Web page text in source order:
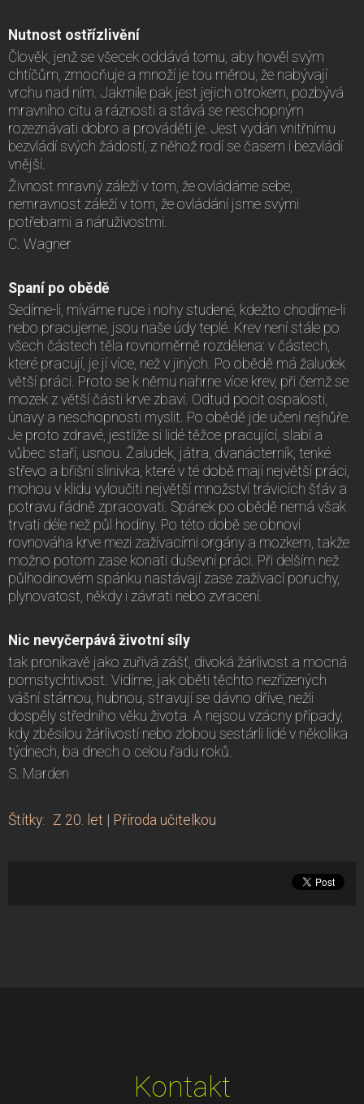
Nutnost ostřízlivění
Člověk, jenž se všecek oddává tomu, aby hověl svým
chtíčům, zmocňuje a množí je tou měrou, že nabývají
vrchu nad ním. Jakmile pak jest jejich otrokem, pozbývá
mravního citu a ráznosti a stává se neschopným
rozeznávati dobro a prováděti je. Jest vydán vnitřnímu
bezvládí svých žádostí, z něhož rodí se časem i bezvládí
vnější.
Živnost mravný záleží v tom, že ovládáme sebe,
nemravnost záleží v tom, že ovládání jsme svými
potřebami a náruživostmi.
C. Wagner
Spaní po obědě
Sedíme-li, míváme ruce i nohy studené, kdežto chodíme-li
nebo pracujeme, jsou naše údy teplé. Krev není stále po
všech částech těla rovnoměrně rozdělena: v částech,
které pracují, je jí více, než v jiných. Po obědě má žaludek
větší práci. Proto se k němu nahrne více krev, při čemž se
mozek z větší části krve zbaví. Odtud pocit ospalosti,
únavy a neschopnosti myslit. Po obědě jde učení nejhůře.
Je proto zdravé, jestliže si lidé těžce pracující, slabí a
vůbec staří, usnou. Žaludek, játra, dvanácterník, tenké
střevo a břišní slinivka, které v té době mají největší práci,
mohou v klidu vyloučiti největší množství trávicích šťáv a
potravu řádně zpracovati. Spánek po obědě nemá však
trvati déle než půl hodiny. Po této době se obnoví
rovnováha krve mezi zažívacími orgány a mozkem, takže
možno potom zase konati duševní práci. Při delším než
půlhodinovém spánku nastávají zase zažívací poruchy,
plynovatost, někdy i závrati nebo zvracení.
Nic nevyčerpává životní síly
tak pronikavě jako zuřivá zášť, divoká žárlivost a mocná
pomstychtivost. Vidíme, jak oběti těchto nezřízených
vášní stárnou, hubnou, stravují se dávno dříve, nežli
dospěly středního věku života. A nejsou vzácny případy,
kdy zběsilou žárlivostí nebo zlobou sestárli lidé v několika
týdnech, ba dnech o celou řadu roků.
S. Marden
Štítky: Z 20. let | Příroda učitelkou
Kontakt